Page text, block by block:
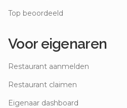
Top beoordeeld
Voor eigenaren
Restaurant aanmelden
Restaurant claimen
Eigenaar dashboard